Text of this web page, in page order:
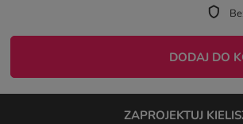
DODAJ DO
ZAPROJEKTUJ